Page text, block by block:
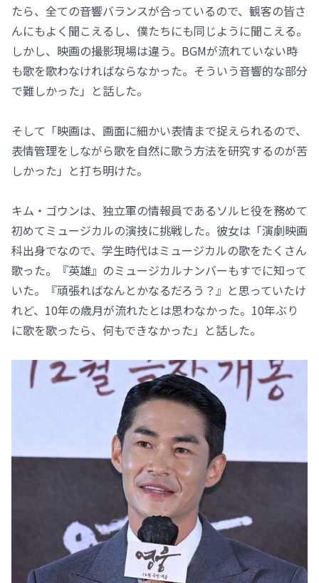
たら、全ての音響バランスが合っているので、観客の皆さ
んにもよく聞こえるし、僕たちにも同じように聞こえる。
しかし、映画の撮影現場は違う。BGMが流れていない時
も歌を歌わなければならなかった。そういう音響的な部分
で難しかった」と話した。
そして「映画は、画面に細かい表情まで捉えられるので、
表情管理をしながら歌を自然に歌う方法を研究するのが苦
しかった」と打ち明けた。
キム・ゴウンは、独立軍の情報員であるソルヒ役を務めて
初めてミュージカルの演技に挑戦した。彼女は「演劇映画
科出身でなので、学生時代はミュージカルの歌をたくさん
歌った。『英雄』のミュージカルナンバーもすでに知って
いた。『頑張ればなんとかなるだろう？』と思っていたけ
れど、10年の歳月が流れたとは思わなかった。10年ぶり
に歌を歌ったら、何もできなかった」と話した。